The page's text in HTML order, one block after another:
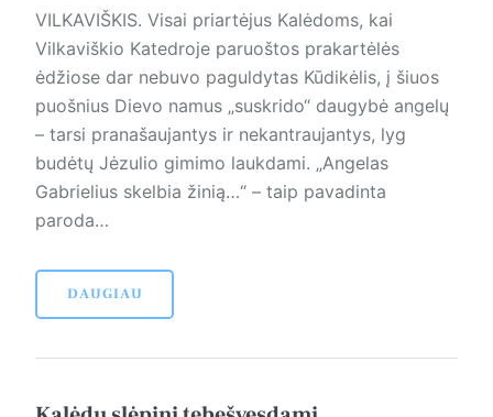
VILKAVIŠKIS. Visai priartėjus Kalėdoms, kai
Vilkaviškio Katedroje paruoštos prakartėlės
ėdžiose dar nebuvo paguldytas Kūdikėlis, į šiuos
puošnius Dievo namus „suskrido“ daugybė angelų
– tarsi pranašaujantys ir nekantraujantys, lyg
budėtų Jėzulio gimimo laukdami. „Angelas
Gabrielius skelbia žinią…“ – taip pavadinta
paroda…
DAUGIAU